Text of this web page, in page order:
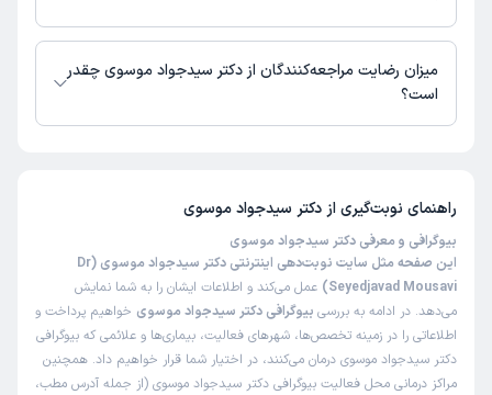
دکتر سیدجواد موسوی از روز دوشنبه 19 مرداد 1405 بیمار جدید می‌پذیرند.
میزان رضایت مراجعه‌کنندگان از دکتر سیدجواد موسوی چقدر
است؟
راهنمای نوبت‌گیری از دکتر سیدجواد موسوی
بیوگرافی و معرفی دکتر سیدجواد موسوی
این صفحه مثل سایت نوبت‌دهی اینترنتی دکتر سیدجواد موسوی (Dr
Seyedjavad Mousavi)
عمل می‌کند و اطلاعات ایشان را به شما نمایش
می‌دهد. در ادامه به بررسی بیوگرافی دکتر سیدجواد موسوی خواهیم پرداخت و
اطلاعاتی را در زمینه تخصص‌ها، شهرهای فعالیت، بیماری‌ها و علائمی که بیوگرافی
دکتر سیدجواد موسوی درمان می‌کنند، در اختیار شما قرار خواهیم داد. همچنین
مراکز درمانی محل فعالیت بیوگرافی دکتر سیدجواد موسوی (از جمله آدرس مطب،